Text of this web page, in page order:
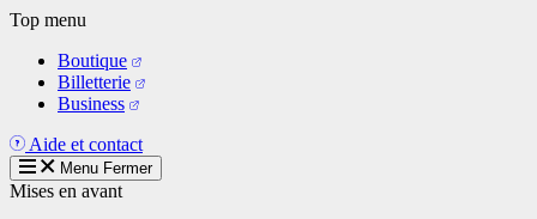
Aller
contenu
principal
Top menu
Boutique
Billetterie
Business
Aide et contact
Menu Fermer
Mises en avant